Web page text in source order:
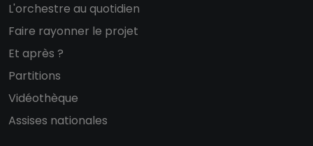
L'orchestre au quotidien
Faire rayonner le projet
Et après ?
Partitions
Vidéothèque
Assises nationales